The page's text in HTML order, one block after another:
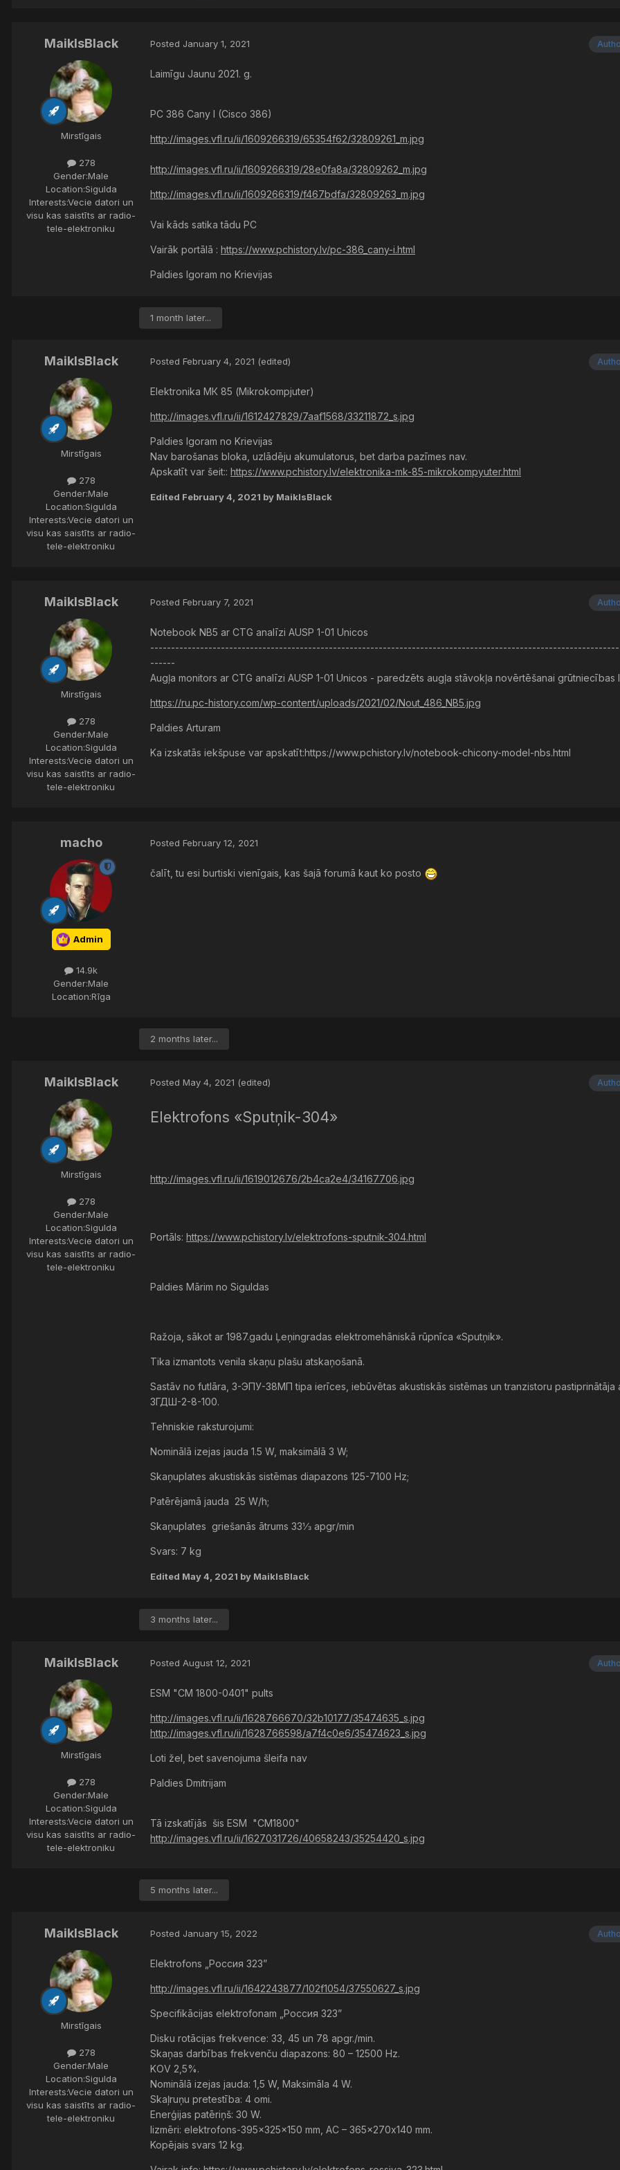
MaiklsBlack
Mirstīgais
278
Gender:Male
Location:Sigulda
Interests:Vecie datori un
visu kas saistīts ar radio-
tele-elektroniku
Posted January 1, 2021
Laimīgu Jaunu 2021. g.
PC 386 Cany I (Cisco 386)
http://images.vfl.ru/ii/1609266319/65354f62/32809261_m.jpg
http://images.vfl.ru/ii/1609266319/28e0fa8a/32809262_m.jpg
http://images.vfl.ru/ii/1609266319/f467bdfa/32809263_m.jpg
Vai kāds satika tādu PC
Vairāk portālā : https://www.pchistory.lv/pc-386_cany-i.html
Paldies Igoram no Krievijas
1 month later...
MaiklsBlack
Mirstīgais
278
Gender:Male
Location:Sigulda
Interests:Vecie datori un
visu kas saistīts ar radio-
tele-elektroniku
Posted February 4, 2021 (edited)
Elektronika МК 85 (Mikrokompjuter)
http://images.vfl.ru/ii/1612427829/7aaf1568/33211872_s.jpg
Paldies Igoram no Krievijas
Nav barošanas bloka, uzlādēju akumulatorus, bet darba pazīmes nav.
Apskatīt var šeit:: https://www.pchistory.lv/elektronika-mk-85-mikrokompyuter.html
Edited February 4, 2021 by MaiklsBlack
MaiklsBlack
Mirstīgais
278
Gender:Male
Location:Sigulda
Interests:Vecie datori un
visu kas saistīts ar radio-
tele-elektroniku
Posted February 7, 2021
Notebook NB5 ar CTG analīzi AUSP 1-01 Unicos
------
Augļa monitors ar CTG analīzi AUSP 1-01 Unicos - paredzēts augļa stāvokļa novērtēšanai grūtniecības
https://ru.pc-history.com/wp-content/uploads/2021/02/Nout_486_NB5.jpg
Paldies Arturam
Ka izskatās iekšpuse var apskatīt:https://www.pchistory.lv/notebook-chicony-model-nbs.html
macho
Admin
14.9k
Gender:Male
Location:Rīga
Posted February 12, 2021
čalīt, tu esi burtiski vienīgais, kas šajā forumā kaut ko posto
2 months later...
MaiklsBlack
Mirstīgais
278
Gender:Male
Location:Sigulda
Interests:Vecie datori un
visu kas saistīts ar radio-
tele-elektroniku
Posted May 4, 2021 (edited)
Elektrofons «Sputņik-304»
http://images.vfl.ru/ii/1619012676/2b4ca2e4/34167706.jpg
Portāls: https://www.pchistory.lv/elektrofons-sputnik-304.html
Paldies Mārim no Siguldas
Ražoja, sākot ar 1987.gadu Ļeņingradas elektromehāniskā rūpnīca «Sputņik».
Tika izmantots venila skaņu plašu atskaņošanā.
Sastāv no futlāra, 3-ЭПУ-38МП tipa ierīces, iebūvētas akustiskās sistēmas un tranzistoru pastiprinātāja
3ГДШ-2-8-100.
Tehniskie raksturojumi:
Nominālā izejas jauda 1.5 W, maksimālā 3 W;
Skaņuplates akustiskās sistēmas diapazons 125-7100 Hz;
Patērējamā jauda 25 W/h;
Skaņuplates griešanās ātrums 33⅓ apgr/min
Svars: 7 kg
Edited May 4, 2021 by MaiklsBlack
3 months later...
MaiklsBlack
Mirstīgais
278
Gender:Male
Location:Sigulda
Interests:Vecie datori un
visu kas saistīts ar radio-
tele-elektroniku
Posted August 12, 2021
ESM "СМ 1800-0401" pults
http://images.vfl.ru/ii/1628766670/32b10177/35474635_s.jpg
http://images.vfl.ru/ii/1628766598/a7f4c0e6/35474623_s.jpg
Loti žel, bet savenojuma šleifa nav
Paldies Dmitrijam
Tā izskatījās šis ESM "CM1800"
http://images.vfl.ru/ii/1627031726/40658243/35254420_s.jpg
5 months later...
MaiklsBlack
Mirstīgais
278
Gender:Male
Location:Sigulda
Interests:Vecie datori un
visu kas saistīts ar radio-
tele-elektroniku
Posted January 15, 2022
Elektrofons „Россия 323”
http://images.vfl.ru/ii/1642243877/102f1054/37550627_s.jpg
Specifikācijas elektrofonam „Россия 323”
Disku rotācijas frekvence: 33, 45 un 78 apgr./min.
Skaņas darbības frekvenču diapazons: 80 – 12500 Hz.
KOV 2,5%.
Nominālā izejas jauda: 1,5 W, Maksimāla 4 W.
Skaļruņu pretestība: 4 omi.
Enerģijas patēriņš: 30 W.
Iizmēri: elektrofons-395x325x150 mm, AC – 365×270х140 mm.
Kopējais svars 12 kg.